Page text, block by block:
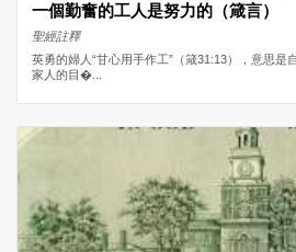
一個勤奮的工人是努力的（箴言）
聖經註釋
英勇的婦人“甘心用手作工”（箴31:13），意思是
家人的目�...